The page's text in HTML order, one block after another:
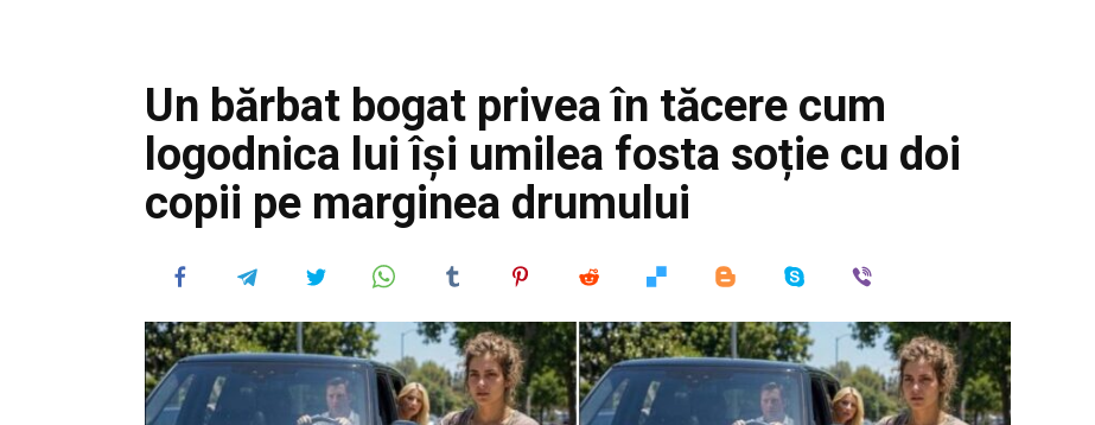
Un bărbat bogat privea în tăcere cum
logodnica lui își umilea fosta soție cu doi
copii pe marginea drumului